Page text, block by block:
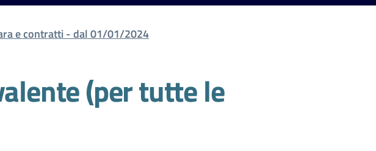
e contratti - dal 01/01/2024
(per tutte le